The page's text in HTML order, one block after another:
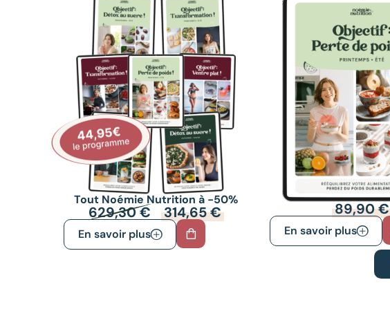
Tout Noémie Nutrition à -50%
629,30€ 314,65€
En savoir plus
89,90€
En savoir plus